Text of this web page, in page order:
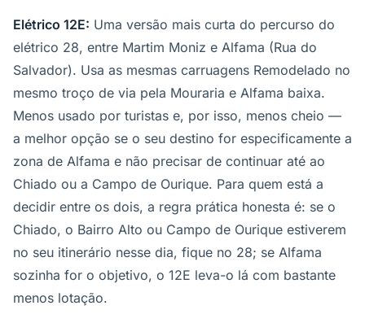
Elétrico 12E: Uma versão mais curta do percurso do
elétrico 28, entre Martim Moniz e Alfama (Rua do
Salvador). Usa as mesmas carruagens Remodelado no
mesmo troço de via pela Mouraria e Alfama baixa.
Menos usado por turistas e, por isso, menos cheio —
a melhor opção se o seu destino for especificamente a
zona de Alfama e não precisar de continuar até ao
Chiado ou a Campo de Ourique. Para quem está a
decidir entre os dois, a regra prática honesta é: se o
Chiado, o Bairro Alto ou Campo de Ourique estiverem
no seu itinerário nesse dia, fique no 28; se Alfama
sozinha for o objetivo, o 12E leva-o lá com bastante
menos lotação.